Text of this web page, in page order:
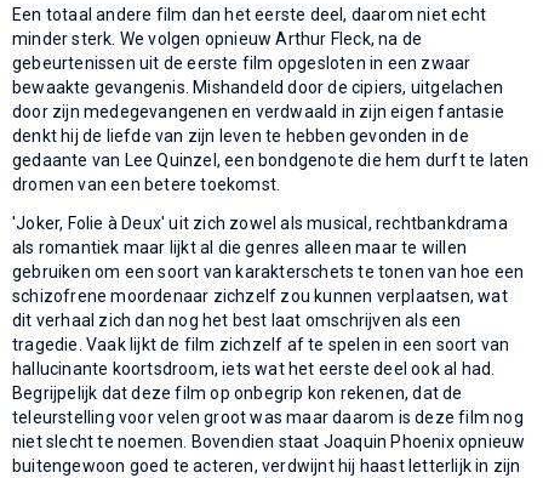
Een totaal andere film dan het eerste deel, daarom niet echt
minder sterk. We volgen opnieuw Arthur Fleck, na de
gebeurtenissen uit de eerste film opgesloten in een zwaar
bewaakte gevangenis. Mishandeld door de cipiers, uitgelachen
door zijn medegevangenen en verdwaald in zijn eigen fantasie
denkt hij de liefde van zijn leven te hebben gevonden in de
gedaante van Lee Quinzel, een bondgenote die hem durft te laten
dromen van een betere toekomst.
'Joker, Folie à Deux' uit zich zowel als musical, rechtbankdrama
als romantiek maar lijkt al die genres alleen maar te willen
gebruiken om een soort van karakterschets te tonen van hoe een
schizofrene moordenaar zichzelf zou kunnen verplaatsen, wat
dit verhaal zich dan nog het best laat omschrijven als een
tragedie. Vaak lijkt de film zichzelf af te spelen in een soort van
hallucinante koortsdroom, iets wat het eerste deel ook al had.
Begrijpelijk dat deze film op onbegrip kon rekenen, dat de
teleurstelling voor velen groot was maar daarom is deze film nog
niet slecht te noemen. Bovendien staat Joaquin Phoenix opnieuw
buitengewoon goed te acteren, verdwijnt hij haast letterlijk in zijn